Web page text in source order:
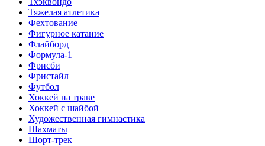
Тяжелая атлетика
Фехтование
Фигурное катание
Флайборд
Формула-1
Фрисби
Фристайл
Футбол
Хоккей на траве
Хоккей с шайбой
Художественная гимнастика
Шахматы
Шорт-трек